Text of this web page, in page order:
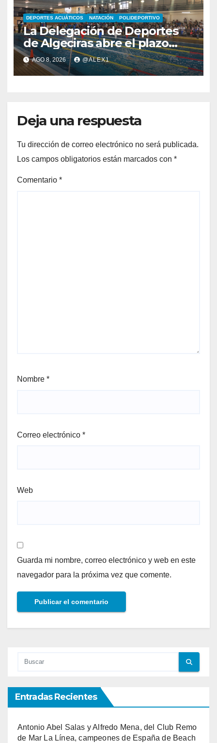
DEPORTES ACUÁTICOS NATACIÓN POLIDEPORTIVO
La Delegación de Deportes
de Algeciras abre el plazo
para los cursos municipales
de natación para todas las
edades
AGO 8, 2026 @ALEX1
Deja una respuesta
Tu dirección de correo electrónico no será publicada.
Los campos obligatorios están marcados con *
Comentario *
Nombre *
Correo electrónico *
Web
Guarda mi nombre, correo electrónico y web en este
navegador para la próxima vez que comente.
Entradas Recientes
Antonio Abel Salas y Alfredo Mena, del Club Remo
de Mar La Línea, campeones de España de Beach